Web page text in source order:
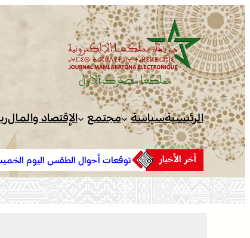
تخطى
إلى
المحتوى
الرئيسيةسياسة مجتمع الإقتصاد والمال
آخر الأخبار
توقعات أحوال الطقس اليوم الخميس بالمغرب